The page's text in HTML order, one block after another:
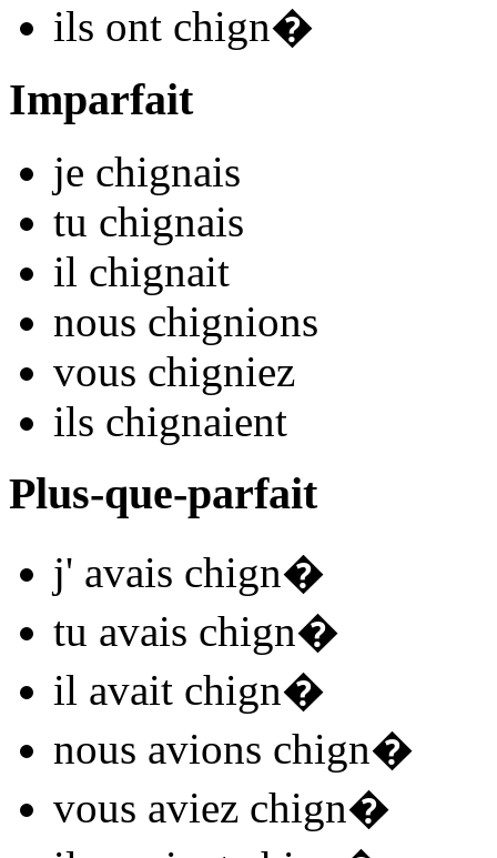
ils ont chign�
Imparfait
je chignais
tu chignais
il chignait
nous chignions
vous chigniez
ils chignaient
Plus-que-parfait
j' avais chign�
tu avais chign�
il avait chign�
nous avions chign�
vous aviez chign�